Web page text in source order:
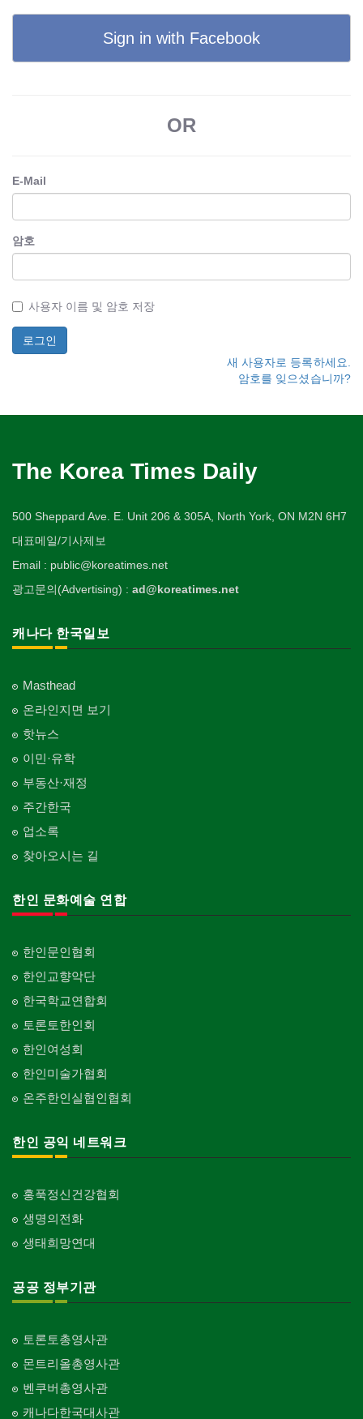
Sign in with Facebook
OR
E-Mail
암호
사용자 이름 및 암호 저장
새 사용자로 등록하세요.
암호를 잊으셨습니까?
The Korea Times Daily
500 Sheppard Ave. E. Unit 206 & 305A, North York, ON M2N 6H7
대표메일/기사제보
Email : public@koreatimes.net
광고문의(Advertising) : ad@koreatimes.net
캐나다 한국일보
Masthead
온라인지면 보기
핫뉴스
이민·유학
부동산·재정
주간한국
업소록
찾아오시는 길
한인 문화예술 연합
한인문인협회
한인교향악단
한국학교연합회
토론토한인회
한인여성회
한인미술가협회
온주한인실협인협회
한인 공익 네트워크
홍푹정신건강협회
생명의전화
생태희망연대
공공 정부기관
토론토총영사관
몬트리올총영사관
벤쿠버총영사관
캐나다한국대사관